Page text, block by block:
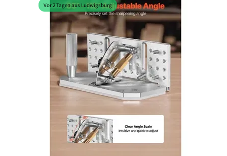
Vor 2 Tagen aus Ludwigsburg